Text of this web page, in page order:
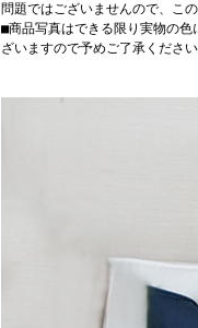
問題ではございませんので、こ
■商品写真はできる限り実物の
ざいますので予めご了承ください